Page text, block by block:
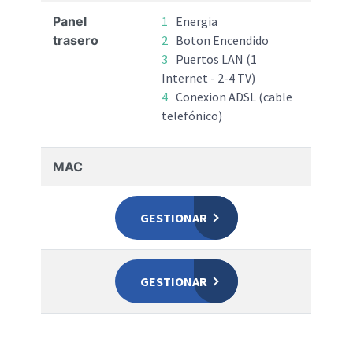
Panel
trasero
Energia
Boton Encendido
Puertos LAN (1
Internet - 2-4 TV)
Conexion ADSL (cable
telefónico)
MAC
GESTIONAR
GESTIONAR